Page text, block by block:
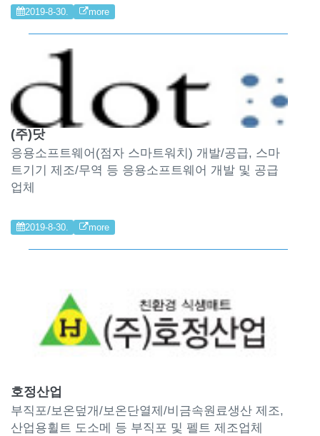
2019-8-30. more
(주)닷
응용소프트웨어(점자 스마트워치) 개발/공급, 스마
트기기 제조/무역 등 응용소프트웨어 개발 및 공급
업체
2019-8-30. more
호정산업
부직포/보온덮개/보온단열제/비금속원료생산 제조,
산업용휠트 도소메 등 부직포 및 펠트 제조업체